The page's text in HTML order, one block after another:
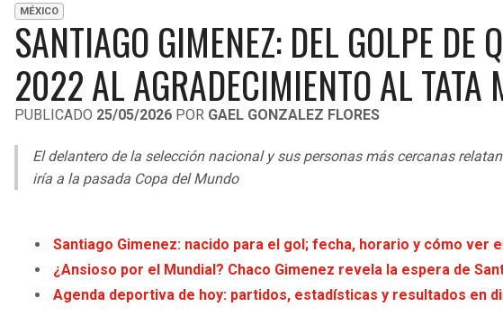
MÉXICO
SANTIAGO GIMENEZ: DEL GOLPE DE
2022 AL AGRADECIMIENTO AL TATA
PUBLICADO 25/05/2026 POR GAEL GONZALEZ FLORES
El delantero de la selección nacional y sus personas más cercanas
iría a la pasada Copa del Mundo
Santiago Gimenez: nacido para el gol; fecha, horario y cómo ver
¿Ansioso por el Mundial? Chaco Gimenez revela la espera de
Agenda deportiva de hoy: partidos, estadísticas y resultados en